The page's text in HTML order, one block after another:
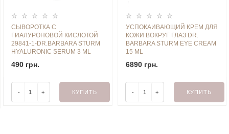
СЫВОРОТКА С
ГИАЛУРОНОВОЙ КИСЛОТОЙ
29841-1-DR.BARBARA STURM
HYALURONIC SERUM 3 ML
490 грн.
- + КУПИТЬ
УСПОКАИВАЮЩИЙ КРЕМ ДЛЯ
КОЖИ ВОКРУГ ГЛАЗ DR.
BARBARA STURM EYE CREAM
15 ML
6890 грн.
- + КУПИТЬ